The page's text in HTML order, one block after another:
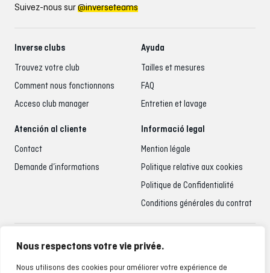
Nous respectons votre vie privée.
Nous utilisons des cookies pour améliorer votre expérience de
Suivez-nous sur@inverseteams
Inverse clubs
Trouvez votre club
Comment nous fonctionnons
Acceso club manager
Ayuda
Tailles et mesures
FAQ
Entretien et lavage
Atención al cliente
Contact
Demande d’informations
Informació legal
Mention légale
Politique relative aux cookies
Politique de Confidentialité
Conditions générales du contrat
Accueil du client